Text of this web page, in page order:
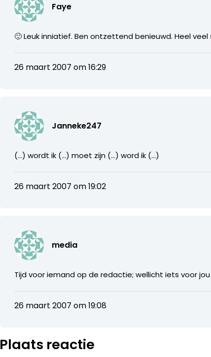
Faye
🙂 Leuk inniatief. Ben ontzettend benieuwd. Heel veel
26 maart 2007 om 16:29
Janneke247
(…) wordt ik (…) moet zijn (…) word ik (…)
26 maart 2007 om 19:02
media
Tijd voor iemand op de redactie; wellicht iets voor jou
26 maart 2007 om 19:08
Plaats reactie